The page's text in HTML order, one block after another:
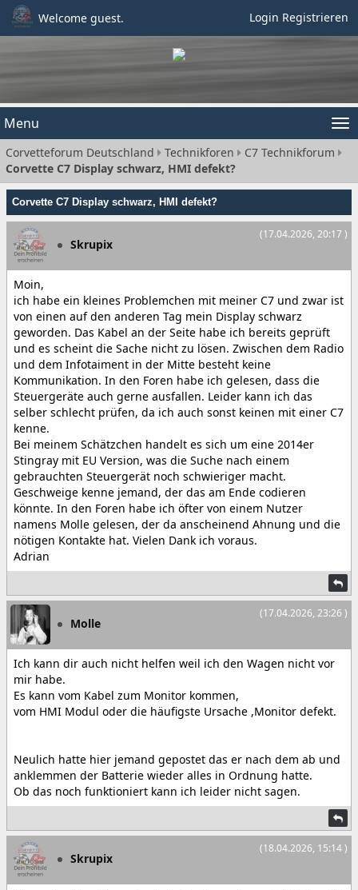
Welcome guest. Login Registrieren
Menu
Corvetteforum Deutschland Technikforen
C7 Technikforum
Corvette C7 Display schwarz, HMI defekt?
Corvette C7 Display schwarz, HMI defekt?
(17.04.2026, 20:17 )
Skrupix
Moin,
ich habe ein kleines Problemchen mit meiner C7 und zwar ist
von einen auf den anderen Tag mein Display schwarz
geworden. Das Kabel an der Seite habe ich bereits geprüft
und es scheint die Sache nicht zu lösen. Zwischen dem Radio
und dem Infotaiment in der Mitte besteht keine
Kommunikation. In den Foren habe ich gelesen, dass die
Steuergeräte auch gerne ausfallen. Leider kann ich das
selber schlecht prüfen, da ich auch sonst keinen mit einer C7
kenne.
Bei meinem Schätzchen handelt es sich um eine 2014er
Stingray mit EU Version, was die Suche nach einem
gebrauchten Steuergerät noch schwieriger macht.
Geschweige kenne jemand, der das am Ende codieren
könnte. In den Foren habe ich öfter von einem Nutzer
namens Molle gelesen, der da anscheinend Ahnung und die
nötigen Kontakte hat. Vielen Dank ich voraus.
Adrian
(17.04.2026, 23:26 )
Molle
Ich kann dir auch nicht helfen weil ich den Wagen nicht vor
mir habe.
Es kann vom Kabel zum Monitor kommen,
vom HMI Modul oder die häufigste Ursache ,Monitor defekt.
Neulich hatte hier jemand gepostet das er nach dem ab und
anklemmen der Batterie wieder alles in Ordnung hatte.
Ob das noch funktioniert kann ich leider nicht sagen.
(18.04.2026, 15:14 )
Skrupix